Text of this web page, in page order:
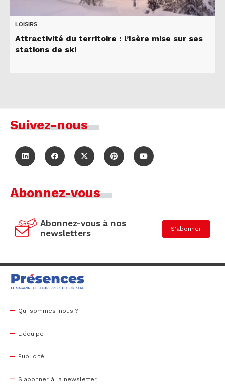
LOISIRS
Attractivité du territoire : l’Isère mise sur ses
stations de ski
Suivez-nous
Abonnez-vous
Abonnez-vous à nos
newsletters
S'abonner
Qui sommes-nous ?
L'équipe
Publicité
S'abonner à la newsletter